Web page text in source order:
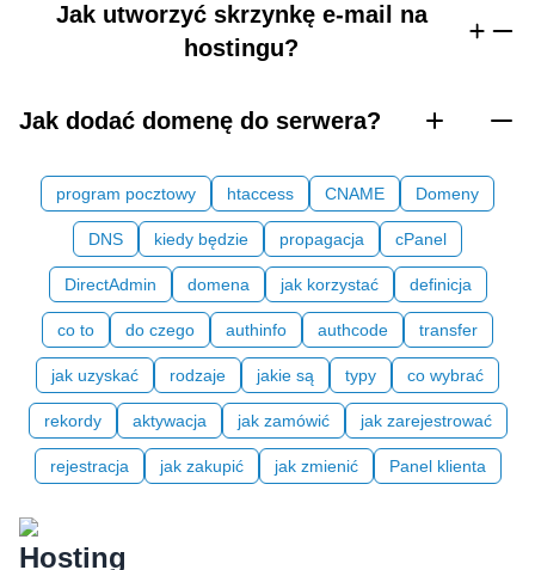
Jak utworzyć skrzynkę e-mail na
hostingu?
Jak dodać domenę do serwera?
program pocztowy htaccess CNAME Domeny
DNS kiedy będzie propagacja cPanel
DirectAdmin domena jak korzystać definicja
co to do czego authinfo authcode transfer
jak uzyskać rodzaje jakie są typy co wybrać
rekordy aktywacja jak zamówić jak zarejestrować
rejestracja jak zakupić jak zmienić Panel klienta